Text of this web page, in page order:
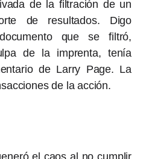
de la filtración de un
de resultados. Digo
que se filtró,
de la imprenta, tenía
de Larry Page. La
de la acción.
el caos al no cumplir